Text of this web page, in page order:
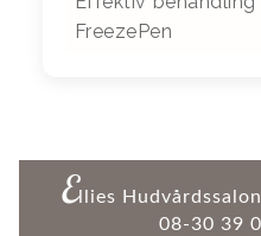
FreezePen
Ellies
08-30 39